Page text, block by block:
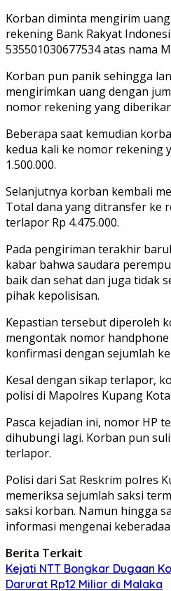
Korban diminta mengirim
rekening Bank Rakyat
535501030677534 atas nama
Korban pun panik sehingga
mengirimkan uang dengan
nomor rekening yang
Beberapa saat kemudian
kedua kali ke nomor rekening
1.500.000.
Selanjutnya korban kembali
Total dana yang ditransfer ke
terlapor Rp 4.475.000.
Pada pengiriman terakhir
kabar bahwa saudara
baik dan sehat dan juga tidak
pihak kepolisisan.
Kepastian tersebut diperoleh
mengontak nomor
konfirmasi dengan sejumlah
Kesal dengan sikap terlapor,
polisi di Mapolres Kupang
Pasca kejadian ini, nomor HP
dihubungi lagi. Korban pun
terlapor.
Polisi dari Sat Reskrim polres
memeriksa sejumlah saksi
saksi korban. Namun hingga
informasi mengenai
Berita Terkait
Kejati NTT Bongkar Dugaan
Darurat Rp12 Miliar di Malaka